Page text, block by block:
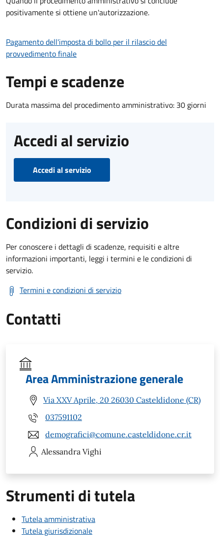
positivamente si ottiene un'autorizzazione.
Pagamento dell'imposta di bollo per il rilascio del
provvedimento finale
Tempi e scadenze
Durata massima del procedimento amministrativo: 30 giorni
Accedi al servizio
Accedi al servizio
Condizioni di servizio
Per conoscere i dettagli di scadenze, requisiti e altre
informazioni importanti, leggi i termini e le condizioni di
servizio.
Termini e condizioni di servizio
Contatti
Area Amministrazione generale
Via XXV Aprile, 20 26030 Casteldidone (CR)
037591102
demografici@comune.casteldidone.cr.it
Alessandra Vighi
Strumenti di tutela
Tutela amministrativa
Tutela giurisdizionale